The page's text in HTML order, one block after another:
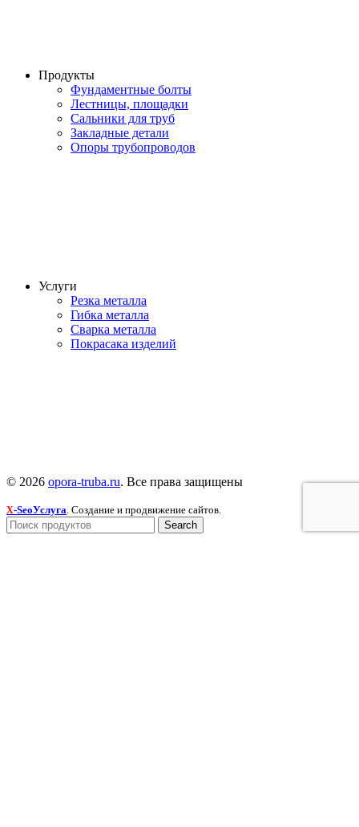
Продукты
Фундаментные болты
Лестницы, площадки
Сальники для труб
Закладные детали
Опоры трубопроводов
Услуги
Резка металла
Гибка металла
Сварка металла
Покрасака изделий
© 2026 opora-truba.ru. Все права защищены
X-SeoУслуга . Создание и продвижение сайтов.
Search